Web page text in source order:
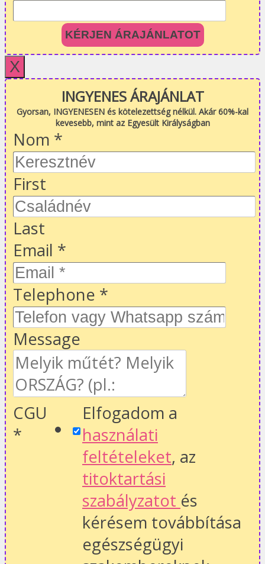
KÉRJEN ÁRAJÁNLATOT
X
INGYENES ÁRAJÁNLAT
Gyorsan, INGYENESEN és kötelezettség nélkül. Akár 60%-kal
kevesebb, mint az Egyesült Királyságban
Nom *
First
Last
Email *
Telephone *
Message
CGU
*
Elfogadom a
használati
feltételeket, az
titoktartási
szabályzatot és
kérésem továbbítása
egészségügyi